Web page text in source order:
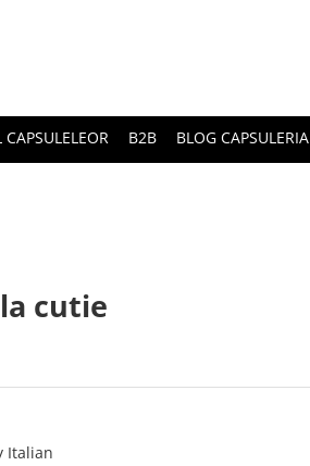
B2B BLOG CAPSULERIA
cutie
Italian